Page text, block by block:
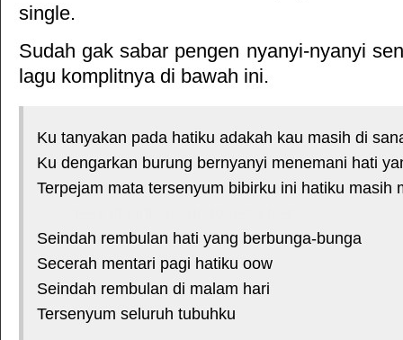
single.
Sudah gak sabar pengen nyanyi-nyanyi
lagu komplitnya di bawah ini.
Ku tanyakan pada hatiku adakah kau masih di
Ku dengarkan burung bernyanyi menemani hati
Terpejam mata tersenyum bibirku ini hatiku masih
Seindah rembulan hati yang berbunga-bunga
Secerah mentari pagi hatiku oow
Seindah rembulan di malam hari
Tersenyum seluruh tubuhku